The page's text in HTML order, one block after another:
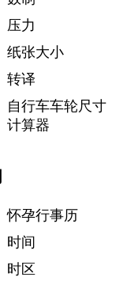
压力
纸张大小
转译
自行车车轮尺寸
计算器
怀孕行事历
时间
时区